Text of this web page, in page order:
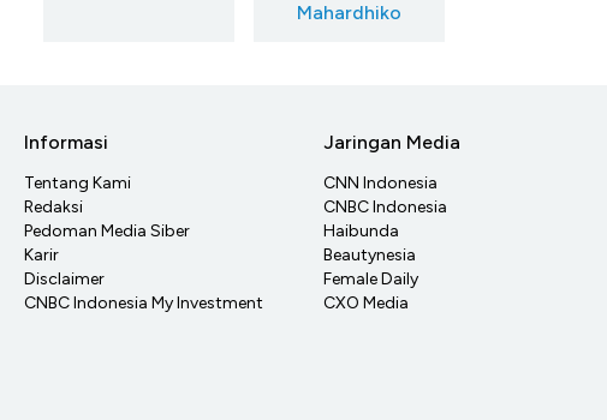
Mahardhiko
Informasi
Tentang Kami
Redaksi
Pedoman Media Siber
Karir
Disclaimer
CNBC Indonesia My Investment
Jaringan Media
CNN Indonesia
CNBC Indonesia
Haibunda
Beautynesia
Female Daily
CXO Media